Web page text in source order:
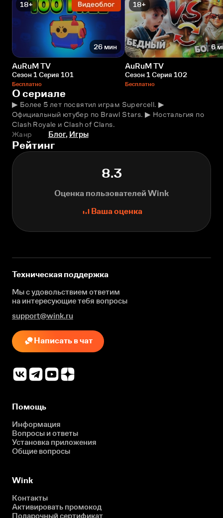
18+
26 мин
AuRuM TV
Сезон 1 Серия 101
Бесплатно
18+
6
AuRuM TV
Сезон 1 Серия 102
Бесплатно
О сериале
▶ Более 5 лет посвятил играм Supercell. ▶
Официальный ютубер по Brawl Stars. ▶ Ностальгия по
Clash Royale и Clash of Clans.
Жанр
Блог, Игры
Рейтинг
8.3
Оценка пользователей Wink
Ваша оценка
Техническая поддержка
Мы с удовольствием ответим
на интересующиетебя вопросы
support@wink.ru
Написать в чат
Помощь
Информация
Вопросы и ответы
Установка приложения
Общие вопросы
Wink
Контакты
Активировать промокод
Подарочный сертификат